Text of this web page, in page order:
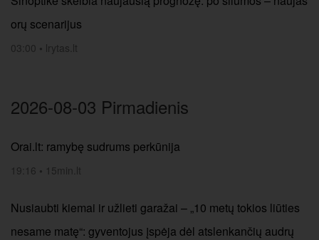
orų scenarijus
03:00 • lrytas.lt
2026-08-03 Pirmadienis
Orai.lt: ramybę sudrums perkūnija
19:16 • 15min.lt
Nusiaubti kiemai ir užlieti garažai – „10 metų tokios liūties
nesame matę“: gyventojus įspėja dėl atslenkančių audrų